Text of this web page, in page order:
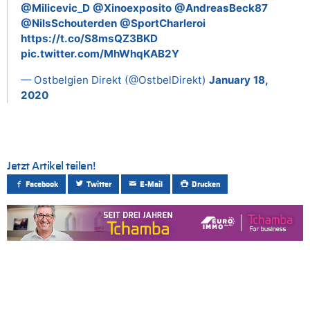
@Milicevic_D @Xinoexposito @AndreasBeck87
@NilsSchouterden @SportCharleroi
https://t.co/S8msQZ3BKD
pic.twitter.com/MhWhqKAB2Y
— Ostbelgien Direkt (@OstbelDirekt) January 18,
2020
Jetzt Artikel teilen!
Facebook Twitter E-Mail Drucken